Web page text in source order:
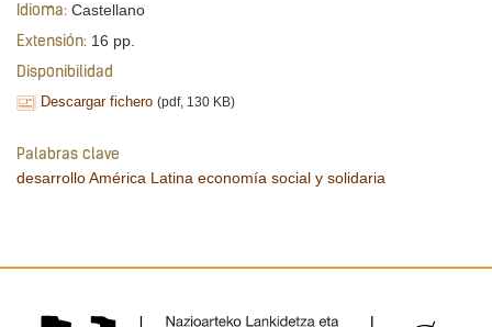
Idioma: Castellano
Extensión: 16 pp.
Disponibilidad
Descargar fichero (pdf, 130 KB)
Palabras clave
desarrolloAmérica Latina economía social y solidaria